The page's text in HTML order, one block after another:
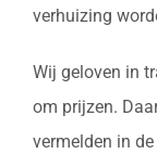
verhuizing
Wij geloven in
om prijzen.
vermelden in